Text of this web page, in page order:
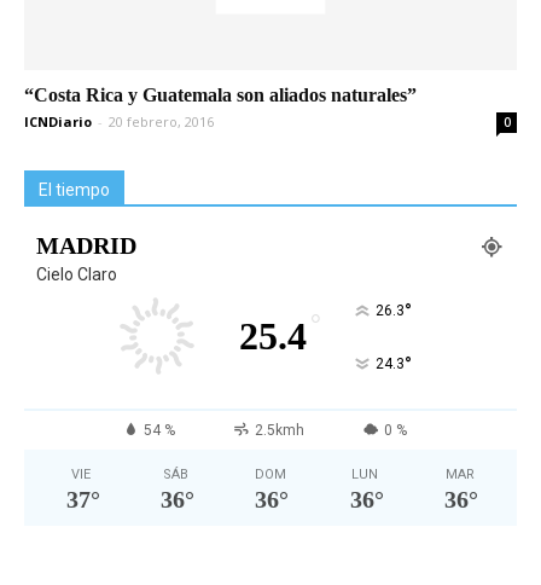
“Costa Rica y Guatemala son aliados naturales”
ICNDiario - 20 febrero, 2016 0
El tiempo
MADRID
Cielo Claro
25.4° 26.3°
24.3°
54 % 2.5kmh 0 %
VIE
37°
SÁB
36°
DOM
36°
LUN
36°
MAR
36°